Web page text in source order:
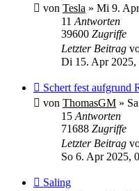
von Tesla » Mi 9.
11 Antworten
39600 Zugriffe
Letzter Beitrag
Di 15. Apr 2025,
Schert fest aufgrund
von ThomasGM »
15 Antworten
71688 Zugriffe
Letzter Beitrag
So 6. Apr 2025,
Saling